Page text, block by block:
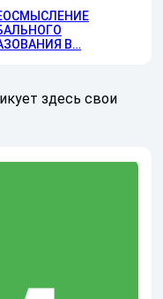
В…
здесь свои